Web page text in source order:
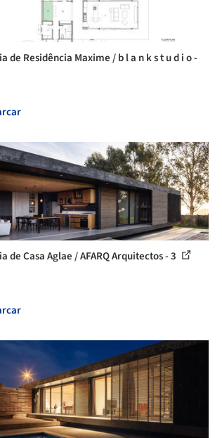
de Residência Maxime / b l a n k s t u d i o -
de Casa Aglae / AFARQ Arquitectos - 3